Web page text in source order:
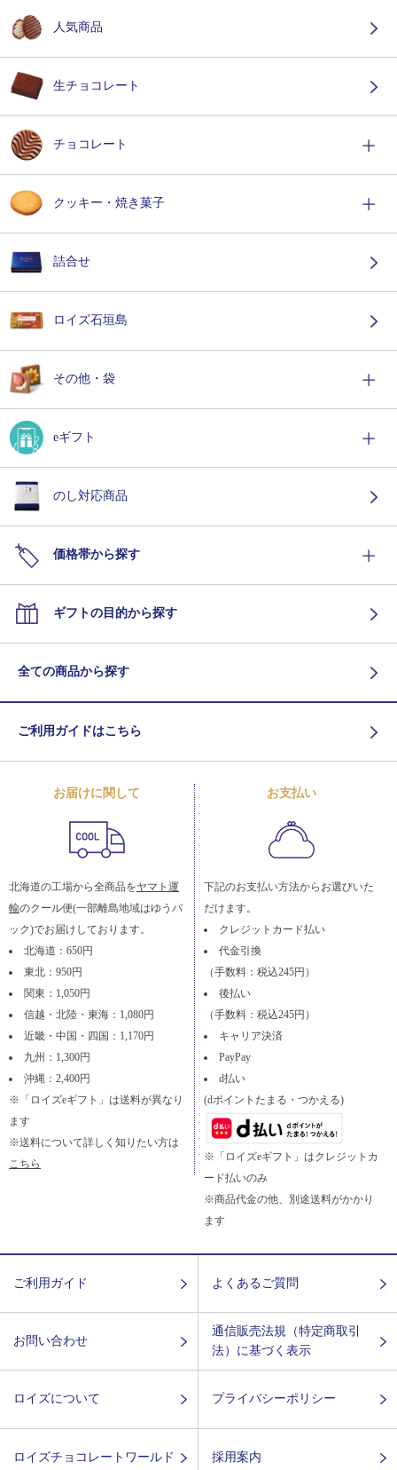
人気商品
生チョコレート
チョコレート
クッキー・焼き菓子
詰合せ
ロイズ石垣島
その他・袋
eギフト
のし対応商品
価格帯から探す
ギフトの目的から探す
全ての商品から探す
ご利用ガイドはこちら
お届けに関して
北海道の工場から全商品をヤマト運
輸のクール便(一部離島地域はゆうパ
ック)でお届けしております。
北海道：650円
東北：950円
関東：1,050円
信越・北陸・東海：1,080円
近畿・中国・四国：1,170円
九州：1,300円
沖縄：2,400円
※「ロイズeギフト」は送料が異なり
ます
※送料について詳しく知りたい方は
こちら
お支払い
下記のお支払い方法からお選びいた
だけます。
クレジットカード払い
代金引換
（手数料：税込245円）
後払い
（手数料：税込245円）
キャリア決済
PayPay
d払い
(dポイントたまる・つかえる)
※「ロイズeギフト」はクレジットカ
ード払いのみ
※商品代金の他、別途送料がかかり
ます
ご利用ガイド よくあるご質問
お問い合わせ
通信販売法規（特定商取引
法）に基づく表示
ロイズについて プライバシーポリシー
ロイズチョコレートワールド 採用案内